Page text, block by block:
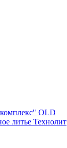
OLD
литье Технолит